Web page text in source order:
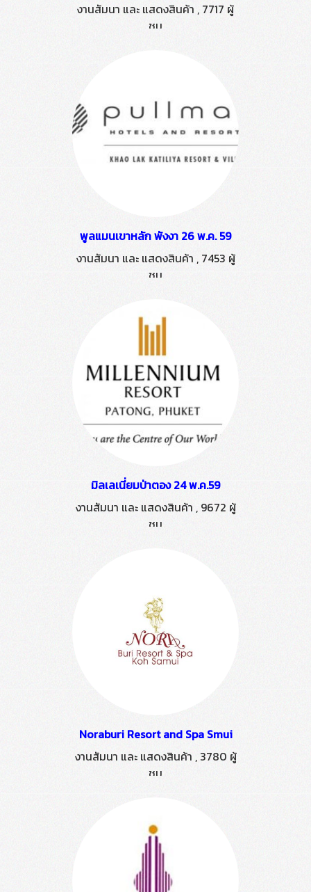
งานสัมนา และ แสดงสินค้า , 7717 ผู้
ชม
พูลแมนเขาหลัก พังงา 26 พ.ค. 59
งานสัมนา และ แสดงสินค้า , 7453 ผู้
ชม
มิลเลเนี่ยมป่าตอง 24 พ.ค.59
งานสัมนา และ แสดงสินค้า , 9672 ผู้
ชม
Noraburi Resort and Spa Smui
งานสัมนา และ แสดงสินค้า , 3780 ผู้
ชม